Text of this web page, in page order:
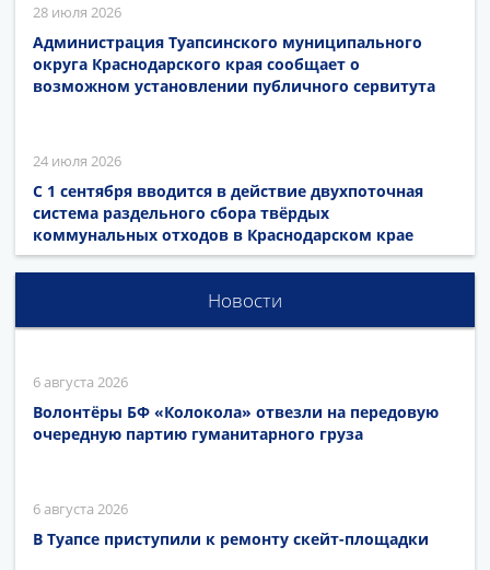
28 июля 2026
Администрация Туапсинского муниципального
округа Краснодарского края сообщает о
возможном установлении публичного сервитута
24 июля 2026
С 1 сентября вводится в действие двухпоточная
система раздельного сбора твёрдых
коммунальных отходов в Краснодарском крае
Новости
6 августа 2026
Волонтёры БФ «Колокола» отвезли на передовую
очередную партию гуманитарного груза
6 августа 2026
В Туапсе приступили к ремонту скейт-площадки